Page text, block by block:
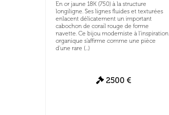
En or jaune 18K (750) à la structure
longiligne. Ses lignes fluides et texturées
enlacent délicatement un important
cabochon de corail rouge de forme
navette. Ce bijou moderniste à l'inspiration
organique s'affirme comme une pièce
d'une rare (...)
2500 €